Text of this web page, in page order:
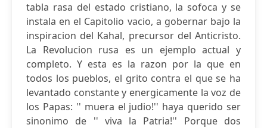
tabla rasa del estado cristiano, la sofoca y se
instala en el Capitolio vacio, a gobernar bajo la
inspiracion del Kahal, precursor del Anticristo.
La Revolucion rusa es un ejemplo actual y
completo. Y esta es la razon por la que en
todos los pueblos, el grito contra el que se ha
levantado constante y energicamente la voz de
los Papas: '' muera el judio!'' haya querido ser
sinonimo de '' viva la Patria!'' Porque dos